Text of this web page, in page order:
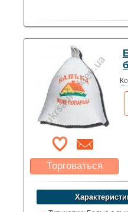
Торговаться
Какая цена Вас
устроит?
Указать цену